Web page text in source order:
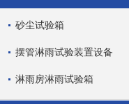
砂尘试验箱
摆管淋雨试验装置设备
淋雨房淋雨试验箱